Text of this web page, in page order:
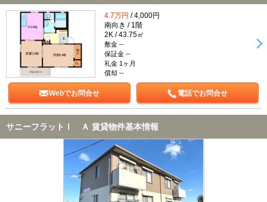
4.7万円 / 4,000円
南向き / 1階
2K / 43.75㎡
敷金 --
保証金 --
礼金 1ヶ月
償却 --
Webでお問合せ 電話でお問合せ
サニーフラットⅠ Ａ 賃貸物件基本情報